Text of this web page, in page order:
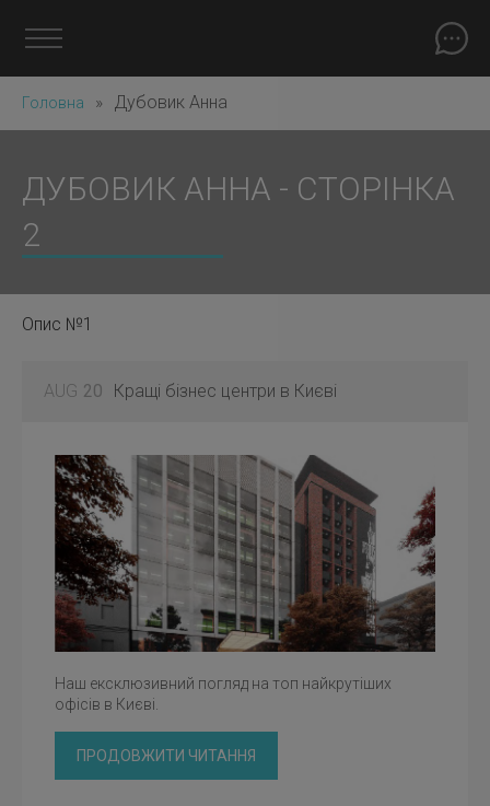
Головна » Дубовик Анна
ДУБОВИК АННА - СТОРІНКА
2
Опис №1
AUG 20 Кращі бізнес центри в Києві
Наш ексклюзивний погляд на топ найкрутіших
офісів в Києві.
ПРОДОВЖИТИ ЧИТАННЯ